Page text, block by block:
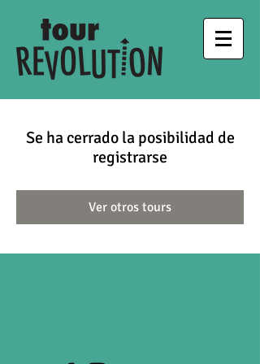
Se ha cerrado la posibilidad de
registrarse
Ver otros tours